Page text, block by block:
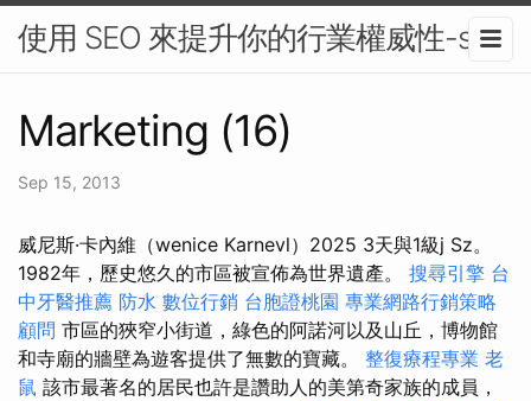
使用 SEO 來提升你的行業權威性-seo
Marketing (16)
Sep 15, 2013
威尼斯·卡內維（wenice Karnevl）2025 3天與1級j Sz。
1982年，歷史悠久的市區被宣佈為世界遺產。 搜尋引擎 台
中牙醫推薦 防水 數位行銷 台胞證桃園 專業網路行銷策略
顧問 市區的狹窄小街道，綠色的阿諾河以及山丘，博物館
和寺廟的牆壁為遊客提供了無數的寶藏。 整復療程專業 老
鼠 該市最著名的居民也許是讚助人的美第奇家族的成員，